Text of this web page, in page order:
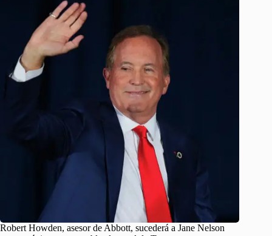
Robert Howden, asesor de Abbott, sucederá a Jane Nelson